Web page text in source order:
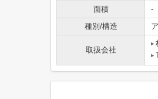
面積
-
種別/構造
取扱会社